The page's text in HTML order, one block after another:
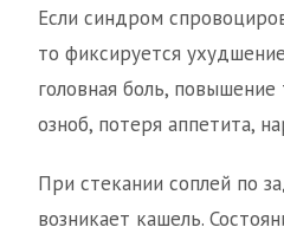
Если синдром
то фиксируется
головная боль,
озноб, потеря аппетита,
При стекании соплей по
возникает кашель.